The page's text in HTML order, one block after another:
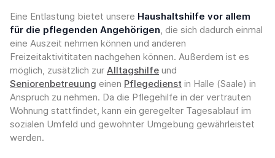
Eine Entlastung bietet unsere Haushaltshilfe vor allem
für die pflegenden Angehörigen, die sich dadurch einmal
eine Auszeit nehmen können und anderen
Freizeitaktivititaten nachgehen können. Außerdem ist es
möglich, zusätzlich zur Alltagshilfe und
Seniorenbetreuung einen Pflegedienst in Halle (Saale) in
Anspruch zu nehmen. Da die Pflegehilfe in der vertrauten
Wohnung stattfindet, kann ein geregelter Tagesablauf im
sozialen Umfeld und gewohnter Umgebung gewährleistet
werden.